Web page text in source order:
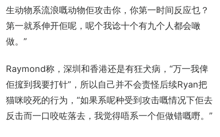
生动物系流浪嘅动物佢攻击你，你第一时间反应乜？
第一就系伸开佢呢，呢个我谂十个有九个人都会噉
做。”
Raymond称，深圳和香港还是有狂犬病，“万一我俾
佢搲到我要打针”，所以自己并不会责怪后续Ryan把
猫咪咬死的行为，“如果系呢种受到攻击嘅情况下佢去
反击而一口咬咗落去，我觉得唔系一个佢做错嘅嘢。”